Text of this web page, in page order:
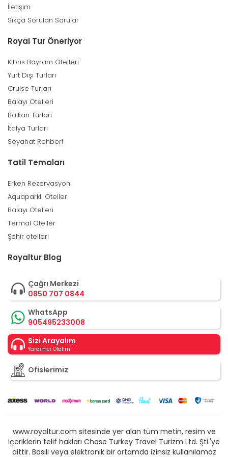
6502 sayılı Kanun hükümleri saklı kalmak kaydıyla,
tüketicinin yerleşim yerindeki veya Royal Tur’un merkezinin
Heyetleri ve Tüketici Mahkemeleri yetkilidir.
12.1. Rezervasyon kaydı ve/veya voucher’da adı geçen
tüm katılımcılar işbu sözleşme hükümlerini kabul etmiş
sayılır.
12.2.
yürürlüğe girer.
İletişim
Sıkça Sorulan Sorular
Royal Tur Öneriyor
Kıbrıs Bayram Otelleri
Yurt Dışı Turları
Cruise Turları
Balayı Otelleri
Balkan Turları
İtalya Turları
Seyahat Rehberi
Tatil Temaları
Erken Rezervasyon
Aquaparklı Oteller
Balayı Otelleri
Termal Oteller
Şehir otelleri
Royaltur Blog
Çağrı Merkezi
0850 707 0844
WhatsApp
905495233008
Sizi Arayalım
Yardımcı Olalım
Ofislerimiz
www.royaltur.com sitesinde yer alan tüm metin, resim ve
içeriklerin telif hakları Chase Turkey Travel Turizm Ltd. Şti.'ye
aittir. Basılı veya elektronik bir ortamda izinsiz kullanılamaz